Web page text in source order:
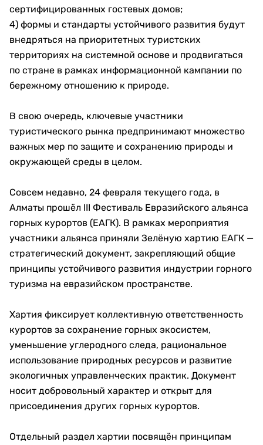
сертифицированных гостевых домов;
4) формы и стандарты устойчивого развития будут
внедряться на приоритетных туристских
территориях на системной основе и продвигаться
по стране в рамках информационной кампании по
бережному отношению к природе.
В свою очередь, ключевые участники
туристического рынка предпринимают множество
важных мер по защите и сохранению природы и
окружающей среды в целом.
Совсем недавно, 24 февраля текущего года, в
Алматы прошёл III Фестиваль Евразийского альянса
горных курортов (ЕАГК). В рамках мероприятия
участники альянса приняли Зелёную хартию ЕАГК —
стратегический документ, закрепляющий общие
принципы устойчивого развития индустрии горного
туризма на евразийском пространстве.
Хартия фиксирует коллективную ответственность
курортов за сохранение горных экосистем,
уменьшение углеродного следа, рациональное
использование природных ресурсов и развитие
экологичных управленческих практик. Документ
носит добровольный характер и открыт для
присоединения других горных курортов.
Отдельный раздел хартии посвящён принципам